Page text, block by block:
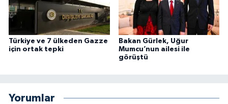
Türkiye ve 7 ülkeden Gazze
için ortak tepki
Bakan Gürlek, Uğur
Mumcu’nun ailesi ile
görüştü
Yorumlar